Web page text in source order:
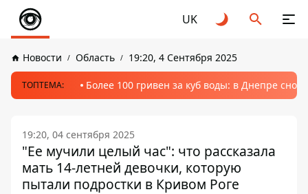
UK
Новости Область 19:20, 4 Сентября 2025
ТОПТЕМА: Более 100 гривен за куб воды: в Днепре
19:20, 04 сентября 2025
"Ее мучили целый час": что рассказала
мать 14-летней девочки, которую
пытали подростки в Кривом Роге